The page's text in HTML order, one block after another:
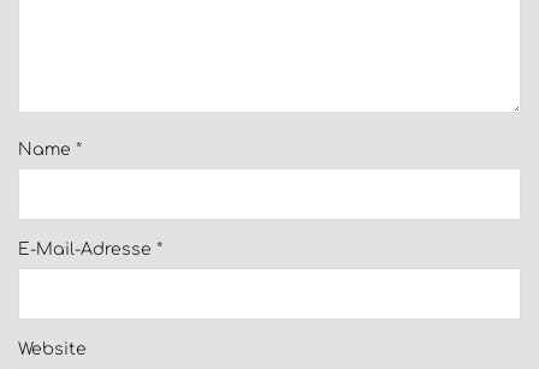
Name *
E-Mail-Adresse *
Website